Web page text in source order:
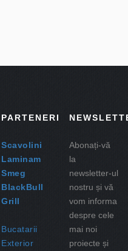
PARTENERI
Scavolini
Laminam
Smeg
BlackBull
Grill
Bucatarii
Exterior
Abonați-vă
la
newsletter-ul
nostru și vă
vom informa
despre cele
mai noi
proiecte și